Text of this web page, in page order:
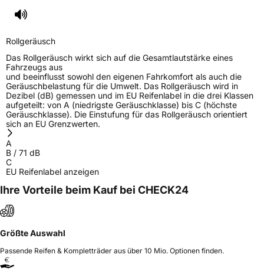
Rollgeräusch
Das Rollgeräusch wirkt sich auf die Gesamtlautstärke eines
Fahrzeugs aus
und beeinflusst sowohl den eigenen Fahrkomfort als auch die
Geräuschbelastung für die Umwelt. Das Rollgeräusch wird in
Dezibel (dB) gemessen und im EU Reifenlabel in die drei Klassen
aufgeteilt: von A (niedrigste Geräuschklasse) bis C (höchste
Geräuschklasse). Die Einstufung für das Rollgeräusch orientiert
sich an EU Grenzwerten.
A
B / 71 dB
C
EU Reifenlabel anzeigen
Ihre Vorteile beim Kauf bei CHECK24
Größte Auswahl
Passende Reifen & Kompletträder aus über 10 Mio. Optionen finden.